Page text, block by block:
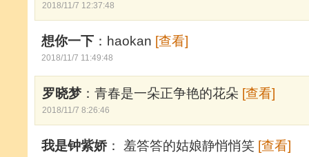
2018/11/7 12:37:48
想你一下 ：haokan [查看]
2018/11/7 11:49:48
罗晓梦：青春是一朵正争艳的花朵 [查看]
2018/11/7 8:26:46
我是钟紫娇： 羞答答的姑娘静悄悄笑 [查看]